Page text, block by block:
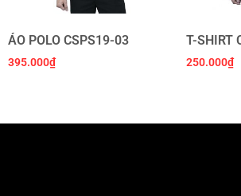
ÁO POLO CSPS19-03
395.000₫
T-SHIRT
250.000₫